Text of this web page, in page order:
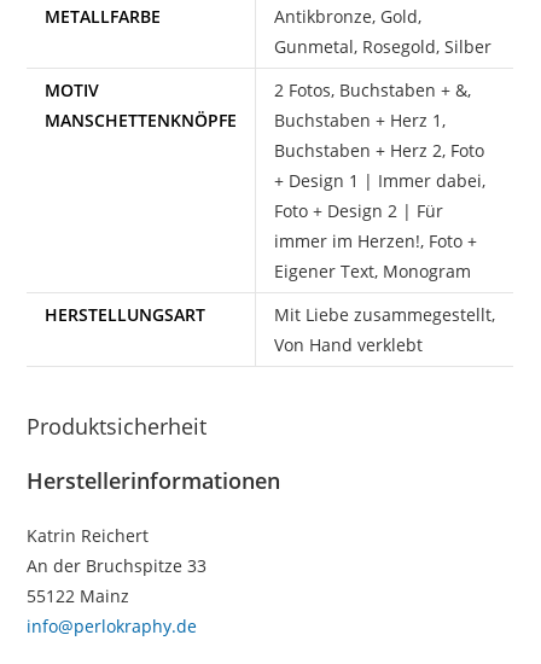
METALLFARBE
Antikbronze, Gold,
Gunmetal, Rosegold, Silber
MOTIV
MANSCHETTENKNÖPFE
2 Fotos, Buchstaben + &,
Buchstaben + Herz 1,
Buchstaben + Herz 2, Foto
+ Design 1 | Immer dabei,
Foto + Design 2 | Für
immer im Herzen!, Foto +
Eigener Text, Monogram
HERSTELLUNGSART
Mit Liebe zusammegestellt,
Von Hand verklebt
Produktsicherheit
Herstellerinformationen
Katrin Reichert
An der Bruchspitze 33
55122 Mainz
info@perlokraphy.de